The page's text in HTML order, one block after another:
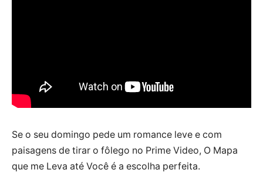
Se o seu domingo pede um romance leve e com
paisagens de tirar o fôlego no Prime Video, O Mapa
que me Leva até Você é a escolha perfeita.